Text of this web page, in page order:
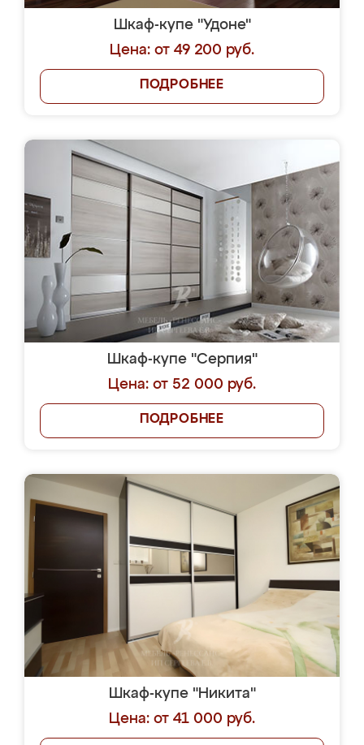
Шкаф-купе "Удоне"
Цена: от 49 200 руб.
ПОДРОБНЕЕ
Шкаф-купе "Серпия"
Цена: от 52 000 руб.
ПОДРОБНЕЕ
Шкаф-купе "Никита"
Цена: от 41 000 руб.